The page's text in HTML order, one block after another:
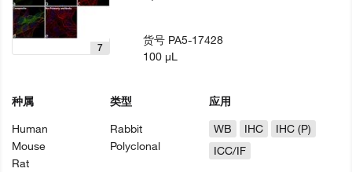
7
种属
Human
Mouse
Rat
类型
Rabbit
Polyclonal
应用
WB
IHC
IHC (P)
ICC/IF
货号 PA5-17428
100 µL